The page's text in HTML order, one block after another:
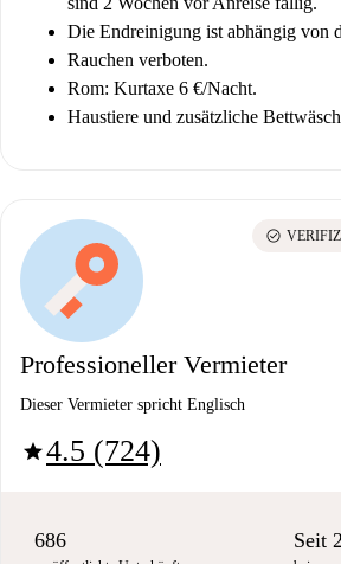
Die Endreinigung ist abhängig von
Rauchen verboten.
Rom: Kurtaxe 6 €/Nacht.
Haustiere und zusätzliche
Professioneller Vermieter
Dieser Vermieter spricht Englisch
star4.5 (724)
check_circle
686 Seit